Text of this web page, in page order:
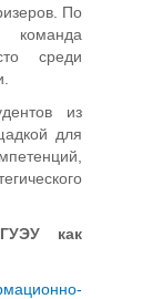
По
среди
из
для
как